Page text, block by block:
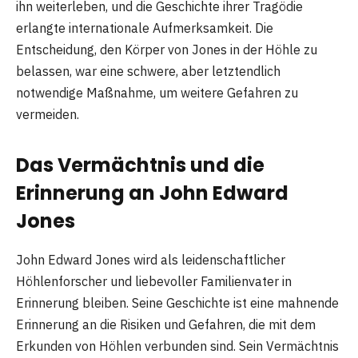
ihn weiterleben, und die Geschichte ihrer Tragödie
erlangte internationale Aufmerksamkeit. Die
Entscheidung, den Körper von Jones in der Höhle zu
belassen, war eine schwere, aber letztendlich
notwendige Maßnahme, um weitere Gefahren zu
vermeiden.
Das Vermächtnis und die
Erinnerung an John Edward
Jones
John Edward Jones wird als leidenschaftlicher
Höhlenforscher und liebevoller Familienvater in
Erinnerung bleiben. Seine Geschichte ist eine mahnende
Erinnerung an die Risiken und Gefahren, die mit dem
Erkunden von Höhlen verbunden sind. Sein Vermächtnis